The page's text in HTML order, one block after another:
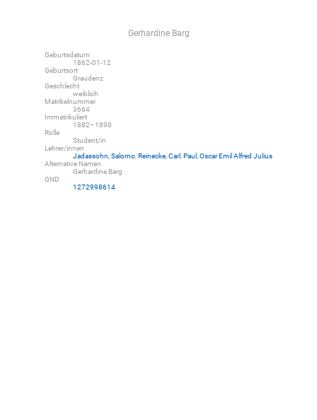
Gerhardine Barg
Geburtsdatum
1862-01-12
Geburtsort
Graudenz
Geschlecht
weiblich
Matrikelnummer
3664
Immatrikuliert
1882–1890
Rolle
Student/in
Lehrer/innen
Jadassohn, Salomo Reinecke, Carl Paul, Oscar Emil Alfred Julius
Alternative Namen
Gerhardine Barg
GND
1272998614